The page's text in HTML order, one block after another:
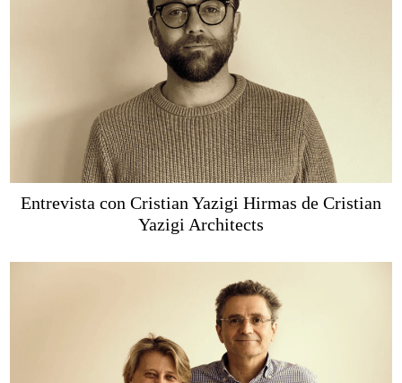
Entrevista con Cristian Yazigi Hirmas de Cristian
Yazigi Architects